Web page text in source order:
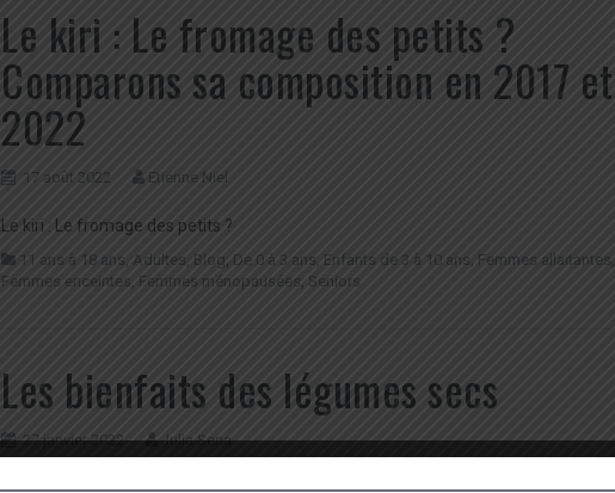
Le kiri : Le fromage des petits ?
Comparons sa composition en 2017 et
2022
17 août 2022 Etienne Niel
Le kiri : Le fromage des petits ?
11 ans à 18 ans Adultes Blog, De 0 à 3 ans Enfants de 3 à 10 ans, Femmes allaitantes,
Femmes enceintes, Femmes ménopausées , Seniors
Les bienfaits des légumes secs
27 janvier 2022 Julia Sena
Les bienfaits des légumes secs